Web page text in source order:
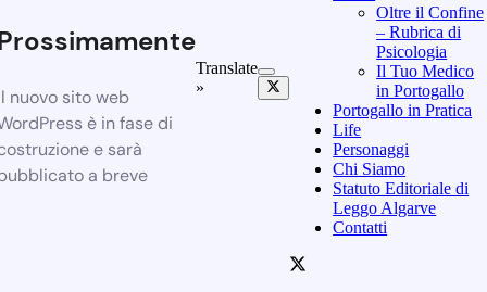
nuovo sito web
è in fase di
e sarà
a breve
Translate
»
Oltre il Confine
– Rubrica di
Psicologia
Il Tuo Medico
in Portogallo
Portogallo in Pratica
Life
Personaggi
Chi Siamo
Statuto Editoriale di
Leggo Algarve
Contatti